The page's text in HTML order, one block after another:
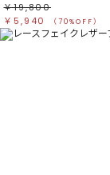
￥19,800
￥5,940
（70%OFF）